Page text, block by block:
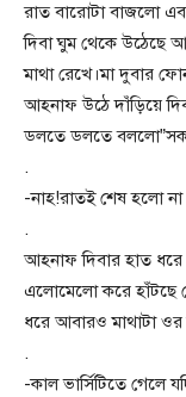
রাত বারোটা বাজলো
দিবা ঘুম থেকে উঠেছে
মাথা রেখে।মা দুবার
আহনাফ উঠে দাঁড়িয়ে
ডলতে ডলতে
.
-নাহ!রাতই শেষ হলো
.
আহনাফ দিবার হাত
এলোমেলো করে হাঁটছে
ধরে আবারও মাথাটা
.
-কাল ভার্সিটিতে গেলে